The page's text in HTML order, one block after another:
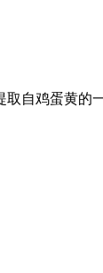
取自鸡蛋黄